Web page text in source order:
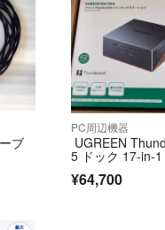
ブ
PC周辺機器
UGREEN
5 ドック 17-in-
¥64,700